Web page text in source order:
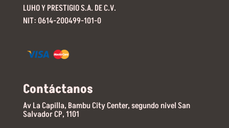
LUHO Y PRESTIGIO S.A. DE C.V.
NIT: 0614-200499-101-0
Contáctanos
Av La Capilla, Bambu City Center, segundo nivel San
Salvador CP, 1101